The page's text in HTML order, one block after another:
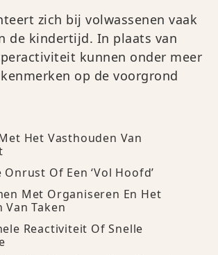
zich bij volwassenen vaak
de kindertijd. In plaats van
kunnen onder meer
op de voorgrond
Het Vasthouden Van
Of Een ‘vol Hoofd’
Met Organiseren En Het
Taken
Reactiviteit Of Snelle